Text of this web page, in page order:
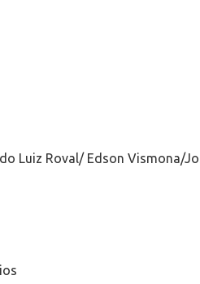
Luiz Roval/ Edson Vismona/